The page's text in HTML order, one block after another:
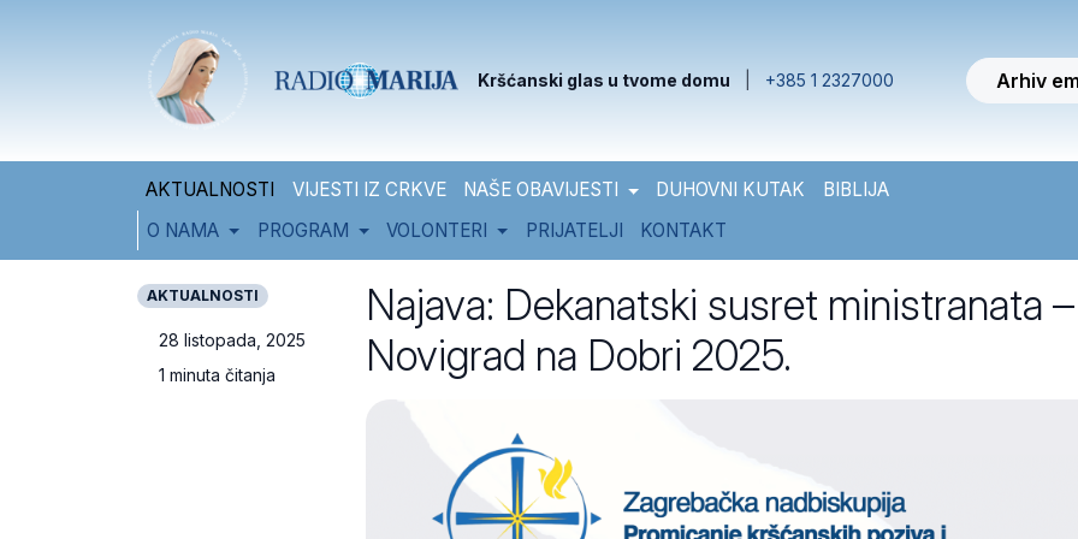
Kršćanski glas u tvome domu +385 1 2327000 Arhiv
AKTUALNOSTI VIJESTI IZ CRKVE NAŠE OBAVIJESTI DUHOVNI KUTAK
BIBLIJA
O NAMA
PROGRAM VOLONTERI PRIJATELJI KONTAKT
AKTUALNOSTI
28 listopada, 2025
1 minuta čitanja
Najava: Dekanatski susret ministranata –
Novigrad na Dobri 2025.